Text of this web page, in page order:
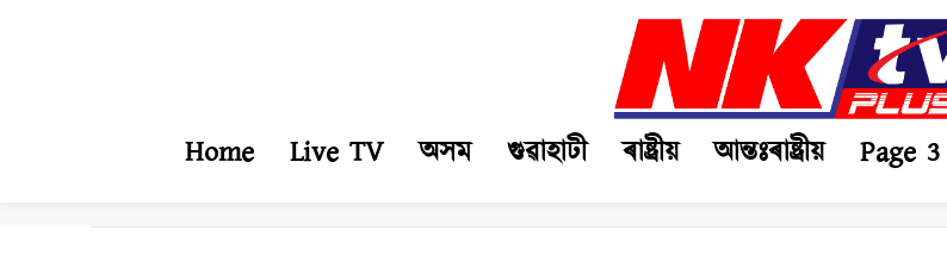
Home Live TV অসম গুৱাহাটী ৰাষ্ট্ৰীয় আন্তঃৰাষ্ট্ৰীয় Page 3